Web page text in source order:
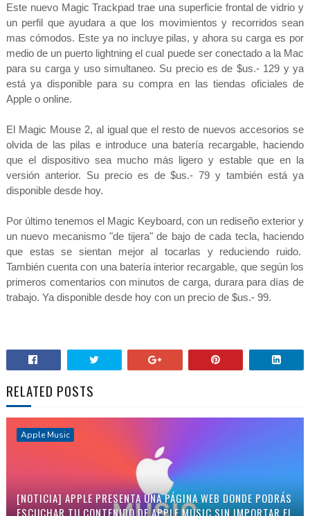
Este nuevo Magic Trackpad trae una superficie frontal de vidrio y
un perfil que ayudara a que los movimientos y recorridos sean
mas cómodos. Este ya no incluye pilas, y ahora su carga es por
medio de un puerto lightning el cual puede ser conectado a la Mac
para su carga y uso simultaneo. Su precio es de $us.- 129 y ya
está ya disponible para su compra en las tiendas oficiales de
Apple o online.
El Magic Mouse 2, al igual que el resto de nuevos accesorios se
olvida de las pilas e introduce una batería recargable, haciendo
que el dispositivo sea mucho más ligero y estable que en la
versión anterior. Su precio es de $us.- 79 y también está ya
disponible desde hoy.
Por último tenemos el Magic Keyboard, con un rediseño exterior y
un nuevo mecanismo "de tijera" de bajo de cada tecla, haciendo
que estas se sientan mejor al tocarlas y reduciendo ruido.
También cuenta con una batería interior recargable, que según los
primeros comentarios con minutos de carga, durara para días de
trabajo. Ya disponible desde hoy con un precio de $us.- 99.
RELATED POSTS
Apple Music
[NOTICIA] APPLE PRESENTA UNA PÁGINA WEB DONDE PODRÁS
ESCUCHAR TU CONTENIDO DE APPLE MUSIC SIN IMPORTAR EL